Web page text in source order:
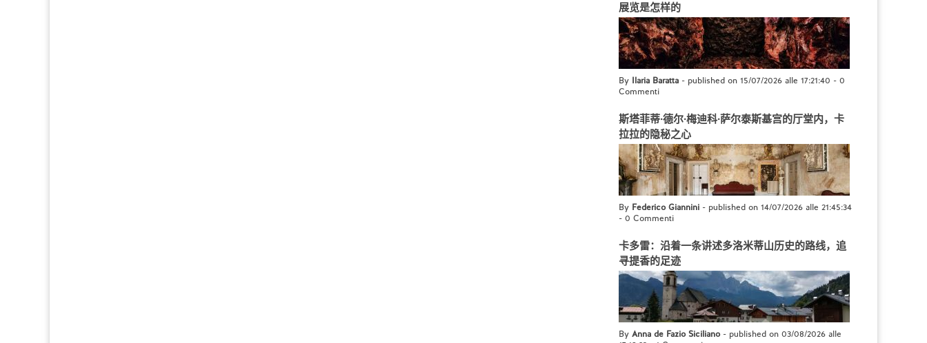
展览是怎样的
By Ilaria Baratta - published on 15/07/2026 alle 17:21:40 - 0
Commenti
斯塔菲蒂·德尔·梅迪科·萨尔泰斯基宫的厅堂内，卡
拉拉的隐秘之心
By Federico Giannini - published on 14/07/2026 alle 21:45:34
- 0 Commenti
卡多雷：沿着一条讲述多洛米蒂山历史的路线，追
寻提香的足迹
By Anna de Fazio Siciliano- published on 03/08/2026 alle